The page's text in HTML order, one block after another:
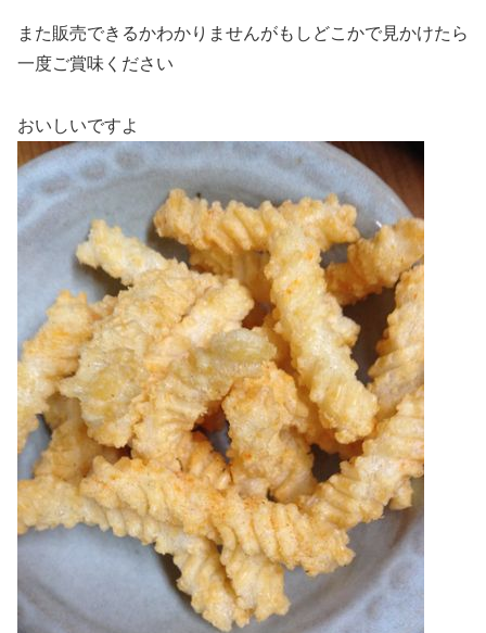
また販売できるかわかりませんがもしどこかで見かけたら
一度ご賞味ください
おいしいですよ